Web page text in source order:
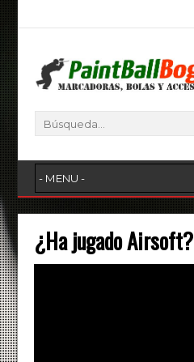
¿Ha jugado Airsoft?